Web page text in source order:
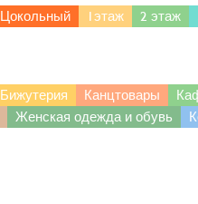
Цокольный 1этаж 2 этаж
Бижутерия Канцтовары
Женская одежда и обувь